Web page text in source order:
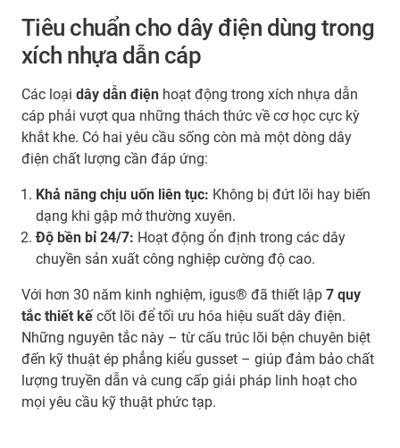
Tiêu chuẩn cho dây điện dùng trong
xích nhựa dẫn cáp
Các loại dây dẫn điện hoạt động trong xích nhựa dẫn
cáp phải vượt qua những thách thức về cơ học cực kỳ
khắt khe. Có hai yêu cầu sống còn mà một dòng dây
điện chất lượng cần đáp ứng:
Khả năng chịu uốn liên tục: Không bị đứt lõi hay biến
dạng khi gập mở thường xuyên.
Độ bền bỉ 24/7: Hoạt động ổn định trong các dây
chuyền sản xuất công nghiệp cường độ cao.
Với hơn 30 năm kinh nghiệm, igus® đã thiết lập 7 quy
tắc thiết kếcốt lõi để tối ưu hóa hiệu suất dây điện.
Những nguyên tắc này – từ cấu trúc lõi bện chuyên biệt
đến kỹ thuật ép phẳng kiểu gusset – giúp đảm bảo chất
lượng truyền dẫn và cung cấp giải pháp linh hoạt cho
mọi yêu cầu kỹ thuật phức tạp.